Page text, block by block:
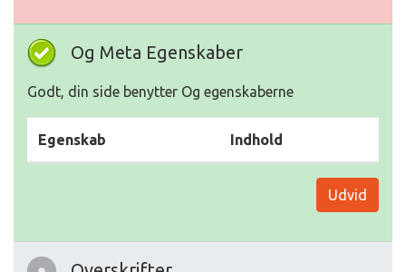
Og Meta Egenskaber
Godt, din side benytter Og egenskaberne
Egenskab Indhold
Udvid